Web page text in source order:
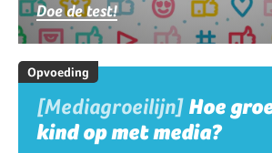
Doe de test!
Opvoeding
[Mediagroeilijn] Hoe
kind op met media?